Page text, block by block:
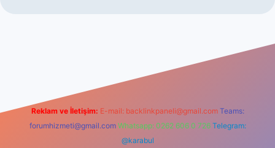
Reklam ve İletişim: E-mail: backlinkpaneli@gmail.com Teams:
forumhizmeti@gmail.com Whatsapp: 0262 606 0 726 Telegram:
@karabul